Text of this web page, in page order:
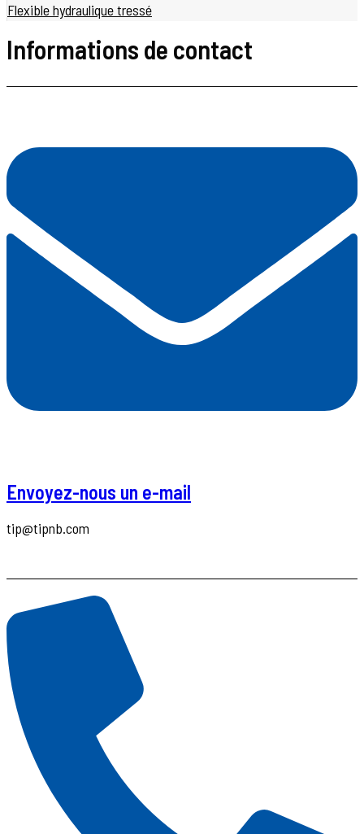
Flexible hydraulique tressé
Informations de contact
Envoyez-nous un e-mail
tip@tipnb.com